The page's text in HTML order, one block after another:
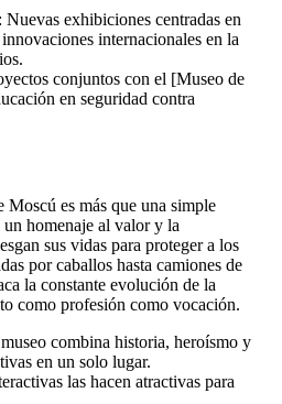
exhibiciones centradas en
internacionales en la
conjuntos con el [Museo de
en seguridad contra
es más que una simple
homenaje al valor y la
sus vidas para proteger a los
por caballos hasta camiones de
la constante evolución de la
como profesión como vocación.
combina historia, heroísmo y
en un solo lugar.
las hacen atractivas para